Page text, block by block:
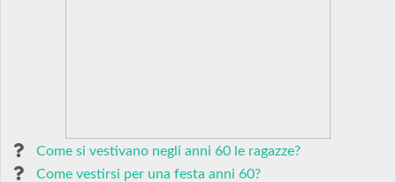
Come si vestivano negli anni 60 le ragazze?
Come vestirsi per una festa anni 60?